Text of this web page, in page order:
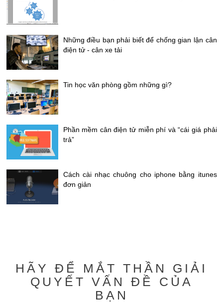
Những điều bạn phải biết để chống gian lận cân
điện tử - cân xe tải
Tin học văn phòng gồm những gì?
Phần mềm cân điện tử miễn phí và “cái giá phải
trả”
Cách cài nhạc chuông cho iphone bằng itunes
đơn giản
HÃY ĐỂ MẮT THẦN GIẢI
QUYẾT VẤN ĐỀ CỦA
BẠN